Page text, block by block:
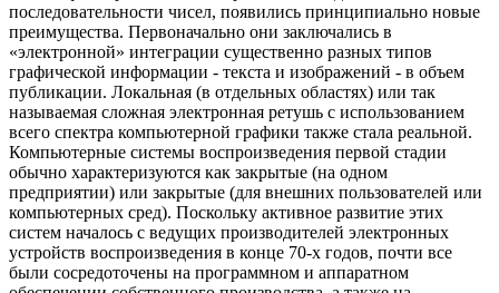
последовательности чисел, появились принципиально новые
преимущества. Первоначально они заключались в
«электронной» интеграции существенно разных типов
графической информации - текста и изображений - в объем
публикации. Локальная (в отдельных областях) или так
называемая сложная электронная ретушь с использованием
всего спектра компьютерной графики также стала реальной.
Компьютерные системы воспроизведения первой стадии
обычно характеризуются как закрытые (на одном
предприятии) или закрытые (для внешних пользователей или
компьютерных сред). Поскольку активное развитие этих
систем началось с ведущих производителей электронных
устройств воспроизведения в конце 70-х годов, почти все
были сосредоточены на программном и аппаратном